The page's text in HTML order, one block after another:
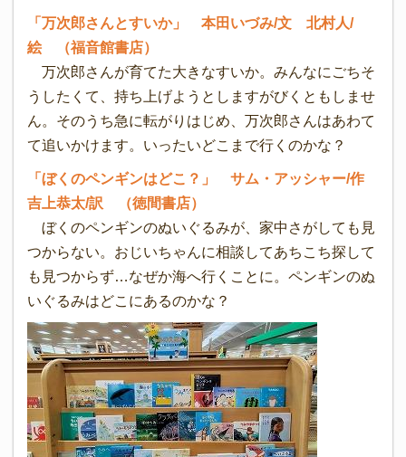
「万次郎さんとすいか」 本田いづみ/文 北村人/
絵 （福音館書店）
万次郎さんが育てた大きなすいか。みんなにごちそ
うしたくて、持ち上げようとしますがびくともしませ
ん。そのうち急に転がりはじめ、万次郎さんはあわて
て追いかけます。いったいどこまで行くのかな？
「ぼくのペンギンはどこ？」 サム・アッシャー/作
吉上恭太/訳 （徳間書店）
ぼくのペンギンのぬいぐるみが、家中さがしても見
つからない。おじいちゃんに相談してあちこち探して
も見つからず…なぜか海へ行くことに。ペンギンのぬ
いぐるみはどこにあるのかな？